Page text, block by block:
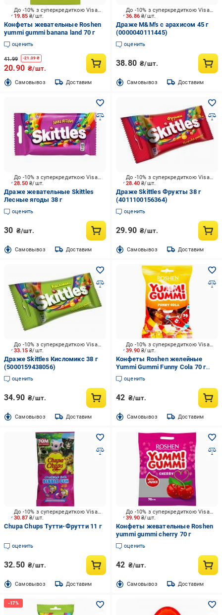
19.85₴/шт.
До -10% з суперкредиткою Visa Вигода
Конфеты жевательные Roshen
yummi gummi banana land 70 г
оценить
41.99 -21.09 ₴
20.90 ₴/шт.
Cамовывоз Доставим
36.86₴/шт.
До -10% з суперкредиткою Visa Вигода
Драже M&M's с арахисом 45 г
(0000040111445)
оценить
38.80 ₴/шт.
Cамовывоз Доставим
28.50₴/шт.
До -10% з суперкредиткою Visa Вигода
Драже жевательные Skittles
Лесные ягоды 38 г
оценить
30 ₴/шт.
Cамовывоз Доставим
28.40₴/шт.
До -10% з суперкредиткою Visa Вигода
Драже Skittles Фрукты 38 г
(4011100156364)
оценить
29.90 ₴/шт.
Cамовывоз Доставим
33.15₴/шт.
До -10% з суперкредиткою Visa Вигода
Драже Skittles Кисломикс 38 г
(5000159438056)
оценить
34.90 ₴/шт.
Cамовывоз Доставим
39.90₴/шт.
До -10% з суперкредиткою Visa Вигода
Конфеты Roshen желейные
Yummi Gummi Funny Cola 70 г
(4823077622090)
оценить
42 ₴/шт.
Cамовывоз Доставим
30.87₴/шт.
До -10% з суперкредиткою Visa Вигода
Chupa Chups Тутти-Фрутти 11 г
оценить
32.50 ₴/шт.
Cамовывоз Доставим
39.90₴/шт.
До -10% з суперкредиткою Visa Вигода
Конфеты жевательные Roshen
yummi gummi cherry 70 г
оценить
42 ₴/шт.
Cамовывоз Доставим